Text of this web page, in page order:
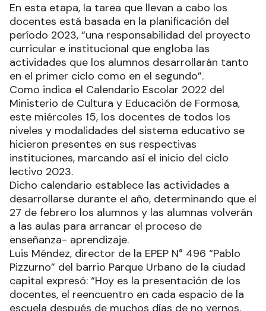
En esta etapa, la tarea que llevan a cabo los
docentes está basada en la planificación del
período 2023, “una responsabilidad del proyecto
curricular e institucional que engloba las
actividades que los alumnos desarrollarán tanto
en el primer ciclo como en el segundo”.
Como indica el Calendario Escolar 2022 del
Ministerio de Cultura y Educación de Formosa,
este miércoles 15, los docentes de todos los
niveles y modalidades del sistema educativo se
hicieron presentes en sus respectivas
instituciones, marcando así el inicio del ciclo
lectivo 2023.
Dicho calendario establece las actividades a
desarrollarse durante el año, determinando que el
27 de febrero los alumnos y las alumnas volverán
a las aulas para arrancar el proceso de
enseñanza- aprendizaje.
Luis Méndez, director de la EPEP N° 496 “Pablo
Pizzurno” del barrio Parque Urbano de la ciudad
capital expresó: “Hoy es la presentación de los
docentes, el reencuentro en cada espacio de la